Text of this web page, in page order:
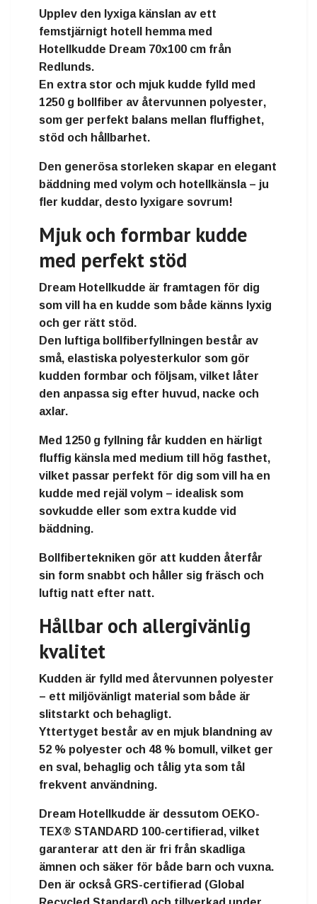
Upplev den lyxiga känslan av ett
femstjärnigt hotell hemma med
Hotellkudde Dream 70x100 cm från
Redlunds.
En extra stor och mjuk kudde fylld med
1250 g bollfiber av återvunnen polyester,
som ger perfekt balans mellan fluffighet,
stöd och hållbarhet.
Den generösa storleken skapar en elegant
bäddning med volym och hotellkänsla – ju
fler kuddar, desto lyxigare sovrum!
Mjuk och formbar kudde
med perfekt stöd
Dream Hotellkudde är framtagen för dig
som vill ha en kudde som både känns lyxig
och ger rätt stöd .
Den luftiga bollfiberfyllningen består av
små, elastiska polyesterkulor som gör
kudden formbar och följsam, vilket låter
den anpassa sig efter huvud, nacke och
axlar.
Med 1250 g fyllning får kudden en härligt
fluffig känsla med medium till hög fasthet,
vilket passar perfekt för dig som vill ha en
kudde med rejäl volym – idealisk som
sovkudde eller som extra kudde vid
bäddning.
Bollfibertekniken gör att kudden återfår
sin form snabbt och håller sig fräsch och
luftig natt efter natt.
Hållbar och allergivänlig
kvalitet
Kudden är fylld med återvunnen polyester
– ett miljövänligt material som både är
slitstarkt och behagligt.
Yttertyget består av en mjuk blandning av
52 % polyester och 48 % bomull , vilket ger
en sval, behaglig och tålig yta som tål
frekvent användning.
Dream Hotellkudde är dessutom OEKO-
TEX® STANDARD 100-certifierad , vilket
garanterar att den är fri från skadliga
ämnen och säker för både barn och vuxna.
Den är också GRS-certifierad (Global